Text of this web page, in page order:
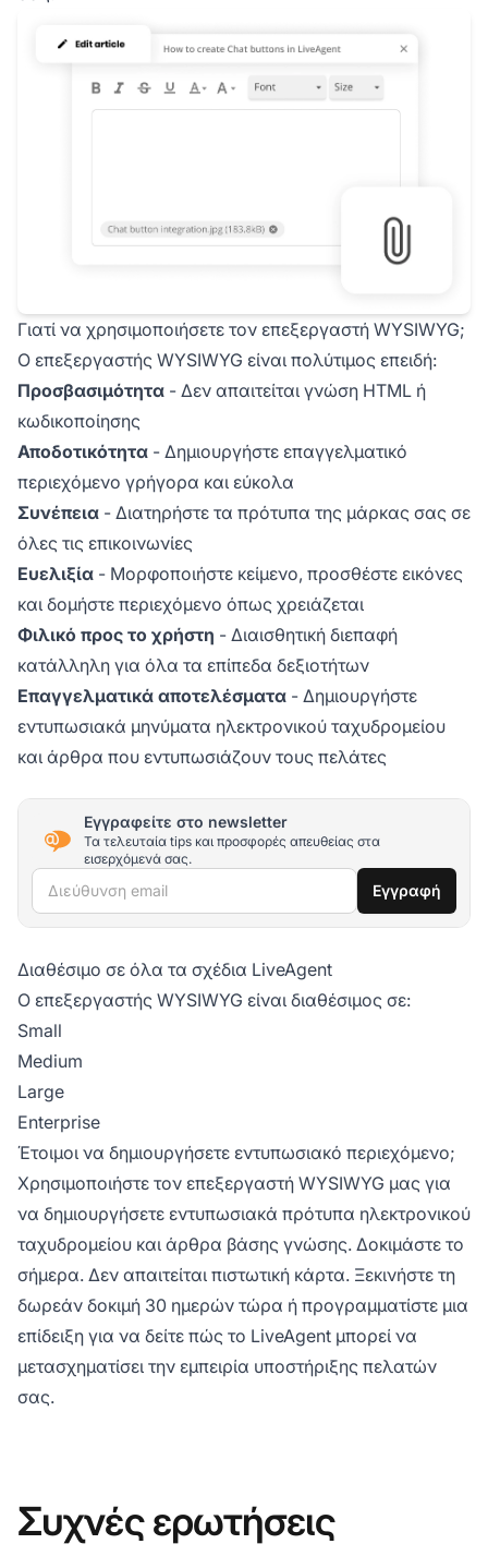
Γιατί να χρησιμοποιήσετε τον επεξεργαστή WYSIWYG;
Ο επεξεργαστής WYSIWYG είναι πολύτιμος επειδή:
Προσβασιμότητα - Δεν απαιτείται γνώση HTML ή
κωδικοποίησης
Αποδοτικότητα - Δημιουργήστε επαγγελματικό
περιεχόμενο γρήγορα και εύκολα
Συνέπεια - Διατηρήστε τα πρότυπα της μάρκας σας σε
όλες τις επικοινωνίες
Ευελιξία - Μορφοποιήστε κείμενο, προσθέστε εικόνες
και δομήστε περιεχόμενο όπως χρειάζεται
Φιλικό προς το χρήστη - Διαισθητική διεπαφή
κατάλληλη για όλα τα επίπεδα δεξιοτήτων
Επαγγελματικά αποτελέσματα - Δημιουργήστε
εντυπωσιακά μηνύματα ηλεκτρονικού ταχυδρομείου
και άρθρα που εντυπωσιάζουν τους πελάτες
Εγγραφείτε στο newsletter
Τα τελευταία tips και προσφορές απευθείας στα
εισερχόμενά σας.
Διεύθυνση email Εγγραφή
Διαθέσιμο σε όλα τα σχέδια LiveAgent
Ο επεξεργαστής WYSIWYG είναι διαθέσιμος σε:
Small
Medium
Large
Enterprise
Έτοιμοι να δημιουργήσετε εντυπωσιακό περιεχόμενο;
Χρησιμοποιήστε τον επεξεργαστή WYSIWYG μας για
να δημιουργήσετε εντυπωσιακά πρότυπα ηλεκτρονικού
ταχυδρομείου και άρθρα βάσης γνώσης. Δοκιμάστε το
σήμερα. Δεν απαιτείται πιστωτική κάρτα. Ξεκινήστε τη
δωρεάν δοκιμή 30 ημερών τώρα ή προγραμματίστε μια
επίδειξη για να δείτε πώς το LiveAgent μπορεί να
μετασχηματίσει την εμπειρία υποστήριξης πελατών
σας.
Συχνές ερωτήσεις